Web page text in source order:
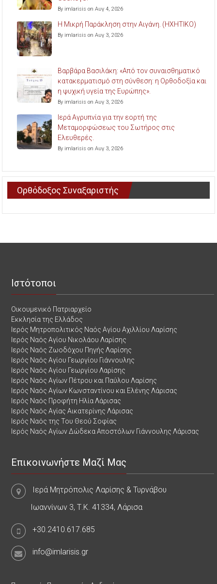
By imlarisis on Αυγ 4, 2026
Η Μικρή Παράκληση στην Αιγάνη. (ΗΧΗΤΙΚΟ)
By imlarisis on Αυγ 3, 2026
Βαρβάρα Βασιλάκη: «Από τον συναισθηματικό
κατακερματισμό στη σύνθεση: η Ορθοδοξία και
η ψυχική υγεία της Ευρώπης».
By imlarisis on Αυγ 3, 2026
Ιερά Αγρυπνία για την εορτή της
Μεταμορφώσεως του Σωτήρος στις
Ελευθερές.
By imlarisis on Αυγ 3, 2026
Ορθόδοξος Συναξαριστής
Ιστότοποι
Οικουμενικό Πατριαρχείο
Εκκλησία της Ελλάδος
Ιερός Μητροπολιτικός Ναός Αγίου Αχιλλίου Λαρίσης
Ιερός Ναός Αγίου Νικολάου Λαρίσης
Ιερός Ναός Ζωοδόχου Πηγής Λαρίσης
Ιερός Ναός Αγίου Γεωργίου Γιάννουλης
Ιερός Ναός Αγίου Γεωργίου Λαρίσης
Ιερός Ναός Αγίων Πέτρου και Παύλου Λαρίσης
Ιερός Ναός Αγίων Κωνσταντίνου και Ελένης Λάρισας
Ιερός Ναός Προφήτη Ηλία Λάρισας
Ιερός Ναός Αγίας Αικατερίνης Λάρισας
Ιερός Ναός της Του Θεού Σοφίας
Ιερός Ναός Αγίων Δώδεκα Αποστόλων Γιάννουλης Λάρισας
Επικοινωνήστε Μαζί Μας
Ιερά Μητρόπολις Λαρίσης & Τυρνάβου
Ιωαννίνων 3, Τ.Κ. 41334, Λάρισα
+30.2410.617.685
info@imlarisis.gr